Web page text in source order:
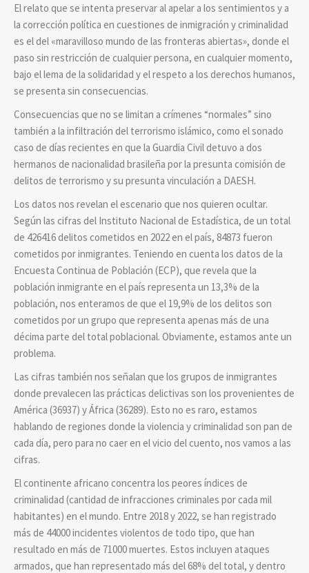
El relato que se intenta preservar al apelar a los sentimientos y a
la corrección política en cuestiones de inmigración y criminalidad
es el del «maravilloso mundo de las fronteras abiertas», donde el
paso sin restricción de cualquier persona, en cualquier momento,
bajo el lema de la solidaridad y el respeto a los derechos humanos,
se presenta sin consecuencias.
Consecuencias que no se limitan a crímenes “normales” sino
también a la infiltración del terrorismo islámico, como el sonado
caso de días recientes en que la Guardia Civil detuvo a dos
hermanos de nacionalidad brasileña por la presunta comisión de
delitos de terrorismo y su presunta vinculación a DAESH.
Los datos nos revelan el escenario que nos quieren ocultar.
Según las cifras del Instituto Nacional de Estadística, de un total
de 426416 delitos cometidos en 2022 en el país, 84873 fueron
cometidos por inmigrantes. Teniendo en cuenta los datos de la
Encuesta Continua de Población (ECP), que revela que la
población inmigrante en el país representa un 13,3% de la
población, nos enteramos de que el 19,9% de los delitos son
cometidos por un grupo que representa apenas más de una
décima parte del total poblacional. Obviamente, estamos ante un
problema.
Las cifras también nos señalan que los grupos de inmigrantes
donde prevalecen las prácticas delictivas son los provenientes de
América (36937) y África (36289). Esto no es raro, estamos
hablando de regiones donde la violencia y criminalidad son pan de
cada día, pero para no caer en el vicio del cuento, nos vamos a las
cifras.
El continente africano concentra los peores índices de
criminalidad (cantidad de infracciones criminales por cada mil
habitantes) en el mundo. Entre 2018 y 2022, se han registrado
más de 44000 incidentes violentos de todo tipo, que han
resultado en más de 71000 muertes. Estos incluyen ataques
armados, que han representado más del 68% del total, y dentro